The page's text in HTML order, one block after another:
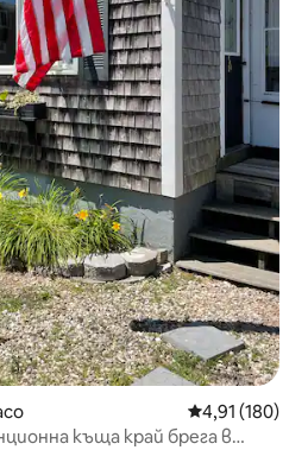
Средна
4,91 (180)
къща край брега в